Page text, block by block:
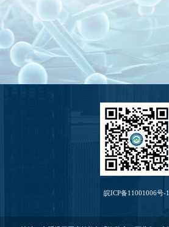
皖ICP备11001006号-1